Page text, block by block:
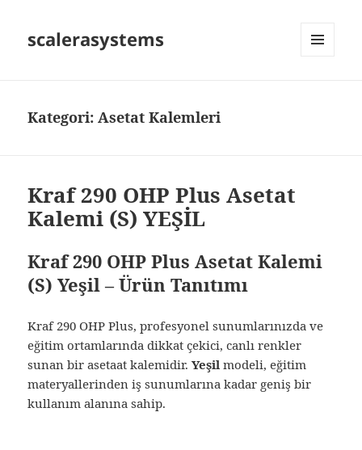
scalerasystems
Kategori:Asetat Kalemleri
Kraf 290 OHP Plus Asetat
Kalemi (S) YEŞİL
Kraf 290 OHP Plus Asetat Kalemi
(S) Yeşil – Ürün Tanıtımı
Kraf 290 OHP Plus, profesyonel sunumlarınızda ve
eğitim ortamlarında dikkat çekici, canlı renkler
sunan bir asetaat kalemidir.Yeşil modeli, eğitim
materyallerinden iş sunumlarına kadar geniş bir
kullanım alanına sahip.